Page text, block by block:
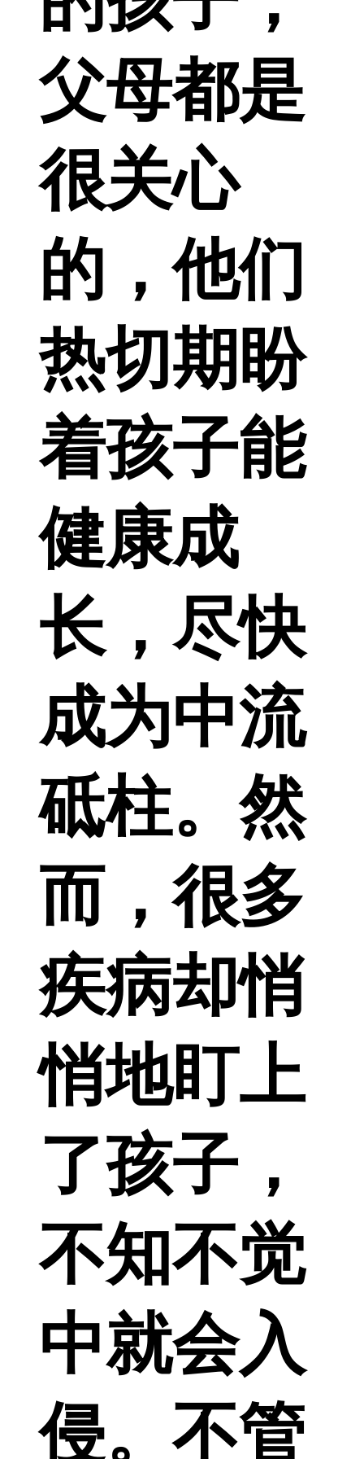
父母都是
很关心
的，他们
热切期盼
着孩子能
健康成
长，尽快
成为中流
砥柱。然
而，很多
疾病却悄
悄地盯上
了孩子，
不知不觉
中就会入
侵。不管